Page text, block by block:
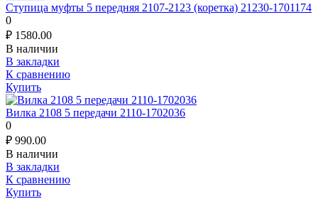
Ступица муфты 5 передняя 2107-2123 (коретка) 21230-1701174
0
₽ 1580.00
В наличии
В закладки
К сравнению
Купить
Вилка 2108 5 передачи 2110-1702036
0
₽ 990.00
В наличии
В закладки
К сравнению
Купить